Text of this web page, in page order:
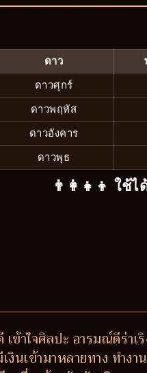
ดาว
ดาวศุกร์
ดาวพฤหัส
ดาวอังคาร
ดาวพุธ
👨‍👩‍👧‍👦 ใช้
ข้าใจศิลปะ อารมณ์ดีร่า
นเข้ามาหลายทาง ทำงา